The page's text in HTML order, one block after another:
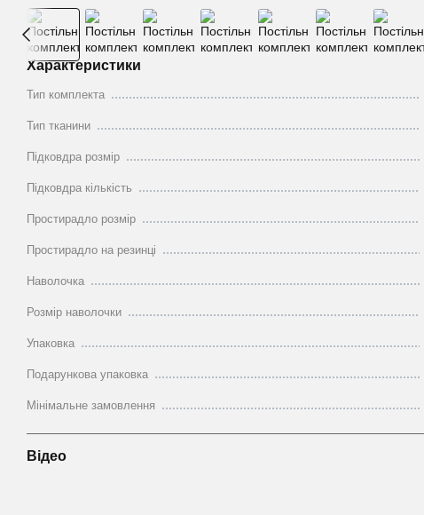
Характеристики
Тип комплекта
Тип тканини
Підковдра розмір
Підковдра кількість
Простирадло розмір
Простирадло на резинці
Наволочка
Розмір наволочки
Упаковка
Подарункова упаковка
Мінімальне замовлення
Відео